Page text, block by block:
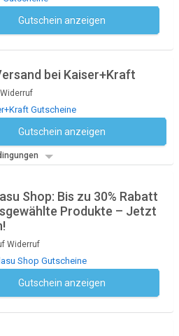
Gutschein anzeigen
bei Kaiser+Kraft
Gutscheine
Gutschein anzeigen
Shop: Bis zu 30% Rabatt
Produkte – Jetzt
Widerruf
Shop Gutscheine
Gutschein anzeigen